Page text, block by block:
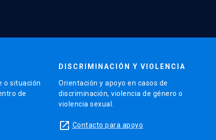
o situación
de
DISCRIMINACIÓN Y VIOLENCIA
Orientación y apoyo en casos de
discriminación, violencia de género o
violencia sexual.
launch Contacto para apoyo